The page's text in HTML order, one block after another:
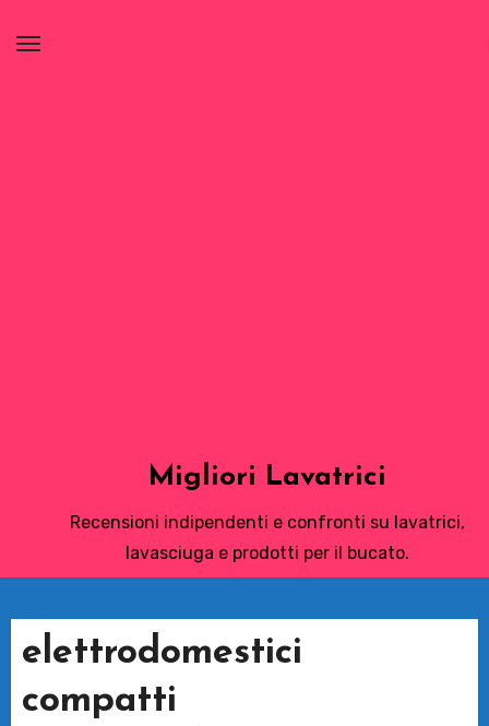
Migliori Lavatrici
Recensioni indipendenti e confronti su lavatrici,
lavasciuga e prodotti per il bucato.
elettrodomestici
compatti